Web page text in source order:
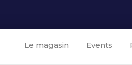
Le magasin Events